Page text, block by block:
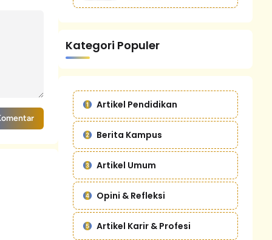
Kategori Populer
Artikel Pendidikan
Berita Kampus
Artikel Umum
Opini & Refleksi
Artikel Karir & Profesi